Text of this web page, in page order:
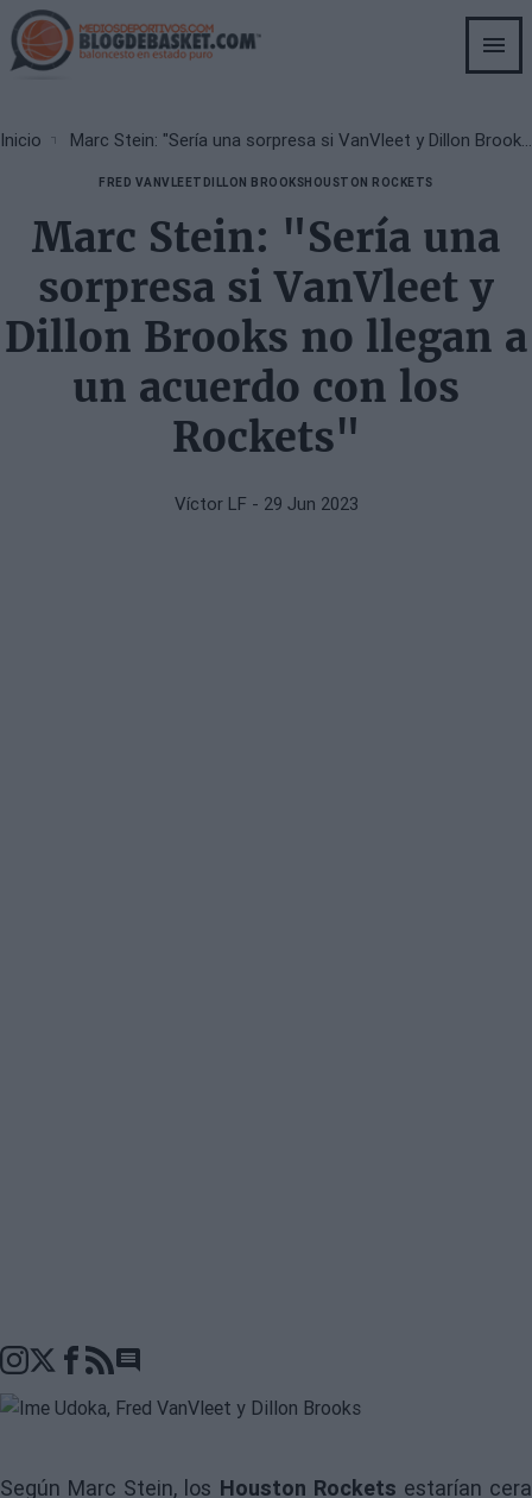
Skip
to
main
Breadcrumb
Inicio Marc Stein: "Sería una sorpresa si VanVleet y Dillon Brooks no llegan a un acuerdo con los Rockets"
FRED VANVLEET DILLON BROOKSHOUSTON ROCKETS
Marc Stein: "Sería una
sorpresa si VanVleet y
Dillon Brooks no llegan a
un acuerdo con los
Rockets"
Víctor LF - 29 Jun 2023
Go to comments seciton
Según Marc Stein, los Houston Rockets estarían cera